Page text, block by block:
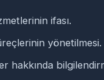
ifası.
yönetilmesi.
hakkında